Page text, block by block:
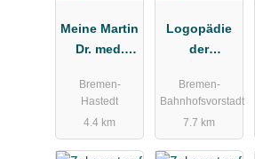
Meine Martin
Dr. med.
Master of
Medicine in
Implantolog
Bremen-
Hastedt
4.4 km
Logopädie
der
Bremen
Gesundheit
Nord
Bremen-
Bahnhofsvorstadt
7.7 km